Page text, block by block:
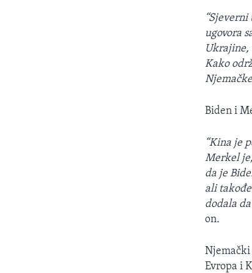
ugovora
Ukrajine,
Kako
Biden i
“Kina je
Merkel
da je
ali
dodala
on.
Njemački
Evropa i